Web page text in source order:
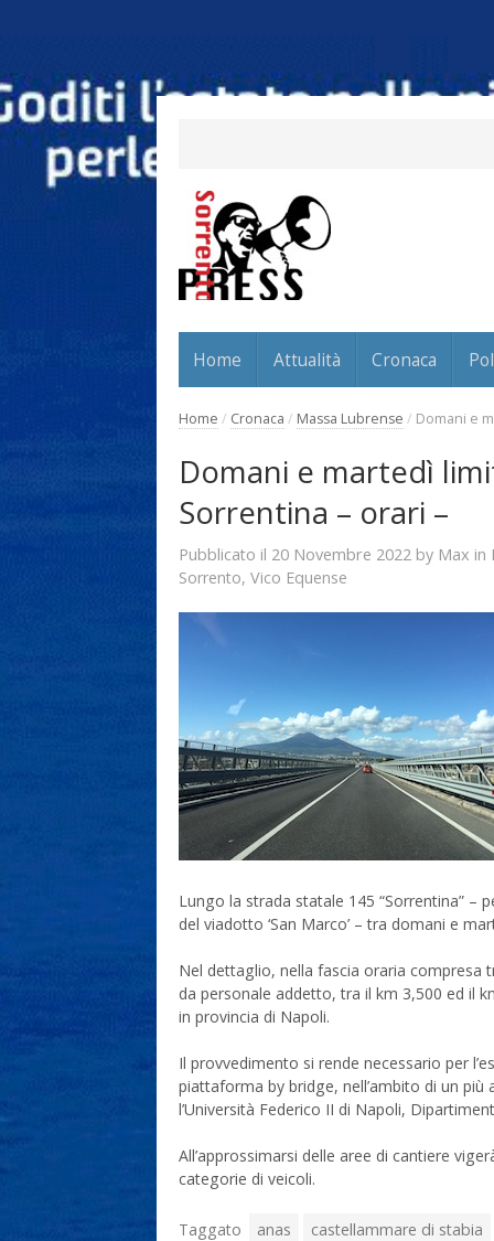
Home Attualità Cronaca
Home / Cronaca / Massa Lubrense / Domani e
Domani e martedì
Sorrentina – orari –
Pubblicato il 20 Novembre 2022 by Max in
Sorrento, Vico Equense
Lungo la strada statale 145 “Sorrentina” –
del viadotto ‘San Marco’ – tra domani e
Nel dettaglio, nella fascia oraria compresa
da personale addetto, tra il km 3,500 ed il
in provincia di Napoli.
Il provvedimento si rende necessario per
piattaforma by bridge, nell’ambito di un
l’Università Federico II di Napoli,
All’approssimarsi delle aree di cantiere
categorie di veicoli.
Taggato anas castellammare di stabia